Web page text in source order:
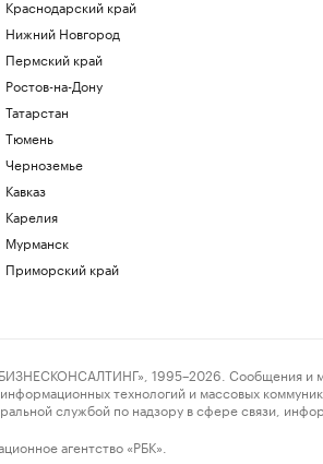
Краснодарский край
Нижний Новгород
Пермский край
Ростов-на-Дону
Татарстан
Тюмень
Черноземье
Кавказ
Карелия
Мурманск
Приморский край
1995–2026. Сообщения и
технологий и массовых
службой по надзору в сфере связи,
агентство «РБК».